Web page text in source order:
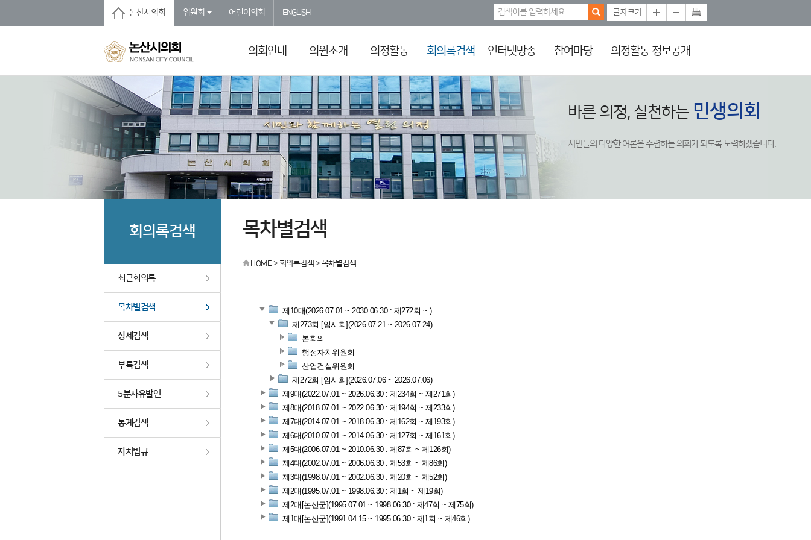
논산시의회
위원회 어린이의회 ENGLISH
의회안내 의원소개 의정활동 회의록검색 인터넷방송 참여마당 의정활동 정보공개
바른 의정, 실천하는 민생의회
시민들의 다양한 여론을 수렴하는 의회가 되도록 노력하겠습니다.
회의록검색
최근회의록
목차별검색
상세검색
부록검색
5분자유발언
통계검색
자치법규
목차별검색
HOME > 회의록검색 > 목차별검색
제10대(2026.07.01 ~ 2030.06.30 : 제272회 ~ )
제273회 [임시회](2026.07.21 ~ 2026.07.24)
본회의
행정자치위원회
산업건설위원회
제272회 [임시회](2026.07.06 ~ 2026.07.06)
제9대(2022.07.01 ~ 2026.06.30 : 제234회 ~ 제271회)
제8대(2018.07.01 ~ 2022.06.30 : 제194회 ~ 제233회)
제7대(2014.07.01 ~ 2018.06.30 : 제162회 ~ 제193회)
제6대(2010.07.01 ~ 2014.06.30 : 제127회 ~ 제161회)
제5대(2006.07.01 ~ 2010.06.30 : 제87회 ~ 제126회)
제4대(2002.07.01 ~ 2006.06.30 : 제53회 ~ 제86회)
제3대(1998.07.01 ~ 2002.06.30 : 제20회 ~ 제52회)
제2대(1995.07.01 ~ 1998.06.30 : 제1회 ~ 제19회)
제2대[논산군](1995.07.01 ~ 1998.06.30 : 제47회 ~ 제75회)
제1대[논산군](1991.04.15 ~ 1995.06.30 : 제1회 ~ 제46회)